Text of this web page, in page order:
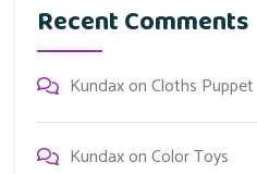
Recent Comments
KundaxonCloths Puppet
KundaxonColor Toys